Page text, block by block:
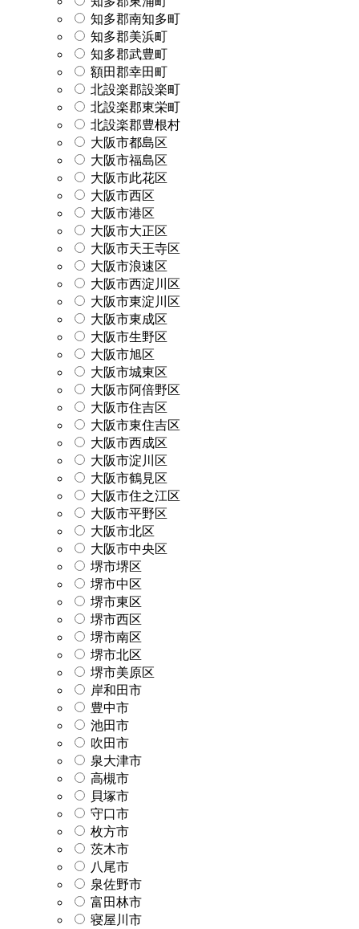
知多郡南知多町
知多郡美浜町
知多郡武豊町
額田郡幸田町
北設楽郡設楽町
北設楽郡東栄町
北設楽郡豊根村
大阪市都島区
大阪市福島区
大阪市此花区
大阪市西区
大阪市港区
大阪市大正区
大阪市天王寺区
大阪市浪速区
大阪市西淀川区
大阪市東淀川区
大阪市東成区
大阪市生野区
大阪市旭区
大阪市城東区
大阪市阿倍野区
大阪市住吉区
大阪市東住吉区
大阪市西成区
大阪市淀川区
大阪市鶴見区
大阪市住之江区
大阪市平野区
大阪市北区
大阪市中央区
堺市堺区
堺市中区
堺市東区
堺市西区
堺市南区
堺市北区
堺市美原区
岸和田市
豊中市
池田市
吹田市
泉大津市
高槻市
貝塚市
守口市
枚方市
茨木市
八尾市
泉佐野市
富田林市
寝屋川市